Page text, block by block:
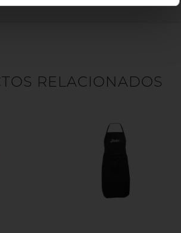
RELACIONADOS